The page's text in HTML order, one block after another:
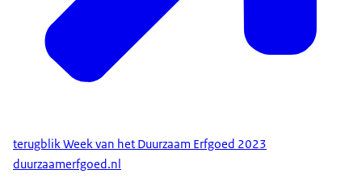
terugblik Week van het Duurzaam Erfgoed 2023
duurzaamerfgoed.nl